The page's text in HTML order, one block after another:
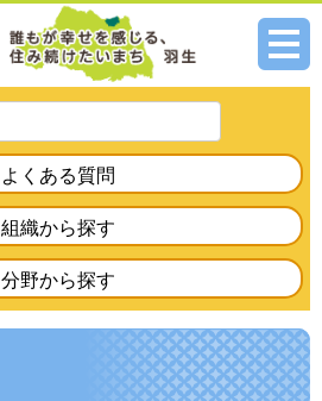
メニ
よくある質問
組織から探す
分野から探す